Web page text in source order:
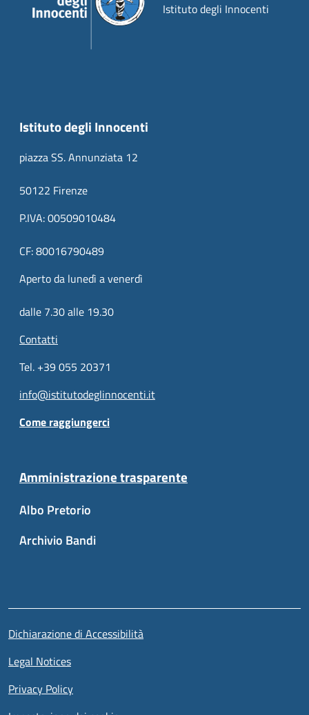
Istituto degli Innocenti
Istituto degli Innocenti
piazza SS. Annunziata 12
50122 Firenze
P.IVA: 00509010484
CF: 80016790489
Aperto da lunedì a venerdì
dalle 7.30 alle 19.30
Contatti
Tel. +39 055 20371
info@istitutodeglinnocenti.it
Come raggiungerci
Amministrazione trasparente
Albo Pretorio
Archivio Bandi
Sezione link utili
Dichiarazione di Accessibilità
Legal Notices
Privacy Policy